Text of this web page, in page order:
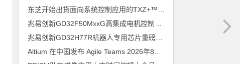
兆易创新GD32H77R机器人专用芯片重磅亮相，精准赋能伺服驱动与关节控制
Altium 在中国发布 Agile Teams 2026年8月6日